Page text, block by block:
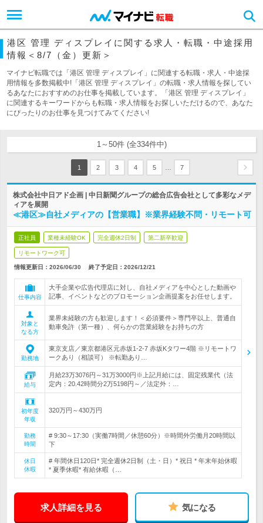
港区 管理 ディスプレイに関する求人・転職・中途採用
情報＜8/7（金）更新＞
マイナビ転職では「港区 管理 ディスプレイ」に関連する転職・求人・中途採
用情報を多数掲載中!「港区 管理 ディスプレイ」の転職・求人情報を探してい
るあなたにおすすめのお仕事を掲載しています。「港区 管理 ディスプレイ」
に関連するキーワードからも転職・求人情報をお探しいただけるので、あなた
にぴったりのお仕事を見つけてみてください!
1～50件 (全334件中)
1 2 3 4 5 7
株式会社中日アド企画 | 中日新聞グループの総合広告会社として多彩なメデ
ィアを展開
≪港区≫自社メディアの【営業職】※業界経験不問・リモート可
正社員 業種未経験OK 完全週休2日制 第二新卒歓迎
リモートワーク可
情報更新日：2026/06/30 終了予定日： 2026/12/21
仕事内容
大手企業や広告代理店に対し、自社メディアを中心とした動画や
記事、イベントなどのプロモーション企画提案をお任せします。
対象と
なる方
業界未経験の方も歓迎します！＜必須要件＞専門卒以上、普通自
動車免許（第一種）、何らかの営業経験をお持ちの方
勤務地
東京支店／東京都港区元赤坂1-2-7 赤坂Kタワー4階 ※リモートワ
ークあり（相談可） ※転勤あり…
給与
月給23万3076円～31万3000円※上記月給には、固定残業代（法
定内：20.42時間分2万5198円～／法定外：…
初年度
年収
320万円～430万円
勤務
時間
# 9:30～17:30（実働7時間／休憩60分）※時間外労働月20時間以
下
休日
休暇
# 年間休日120日* 完全週休2日制（土・日）* 祝日 * 年末年始休暇
* 夏季休暇* 有給休暇（…
求人詳細を見る 気になる